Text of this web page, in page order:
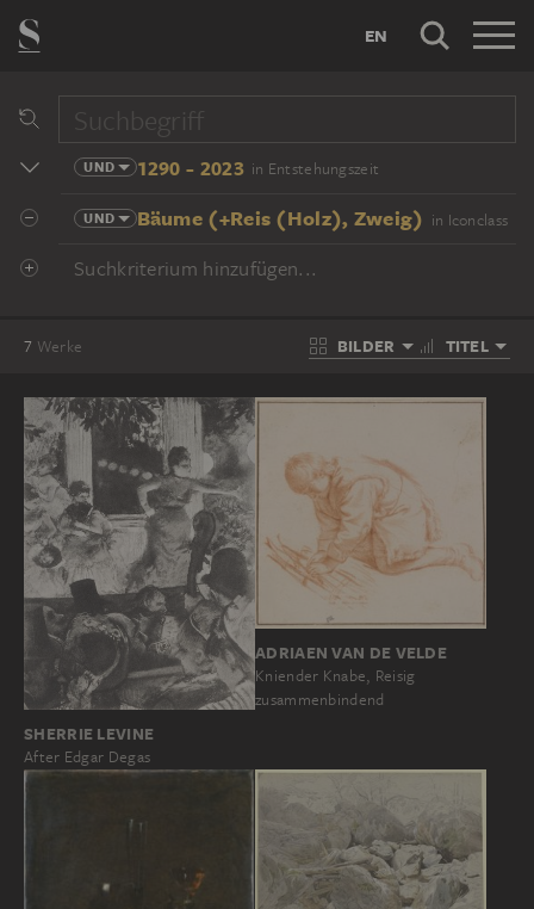
EN
UND 1290 - 2023 in Entstehungszeit
UND Bäume (+Reis (Holz), Zweig) in Iconclass
Suchkriterium hinzufügen...
7 Werke BILDER TITEL
SHERRIE LEVINE
After Edgar Degas
ADRIAEN VAN DE VELDE
Kniender Knabe, Reisig
zusammenbindend